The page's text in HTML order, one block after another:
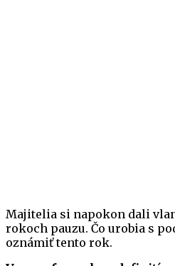
Majitelia si napokon dali
rokoch pauzu. Čo urobia s
oznámiť tento rok.